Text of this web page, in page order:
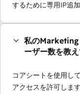
するために専用IP追
私のMarketing
ーザー数を教え
コアシートを使用し
アクセスを許可しま